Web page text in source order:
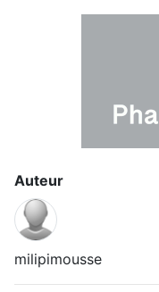
Auteur
milipimousse